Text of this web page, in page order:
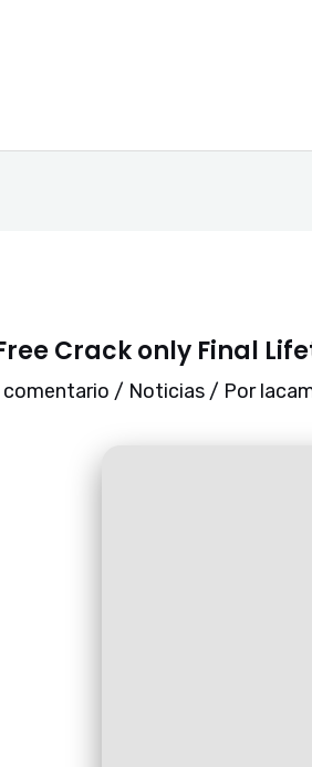
Crack only Final
comentario / Noticias / Por